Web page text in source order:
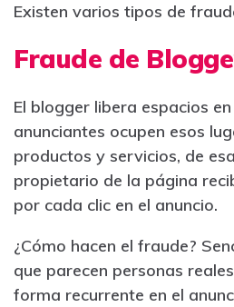
Existen varios tipos de
Fraude de
El blogger libera espacios
anunciantes ocupen esos
productos y servicios, de
propietario de la página
por cada clic en el anuncio.
¿Cómo hacen el fraude?
que parecen personas
forma recurrente en el